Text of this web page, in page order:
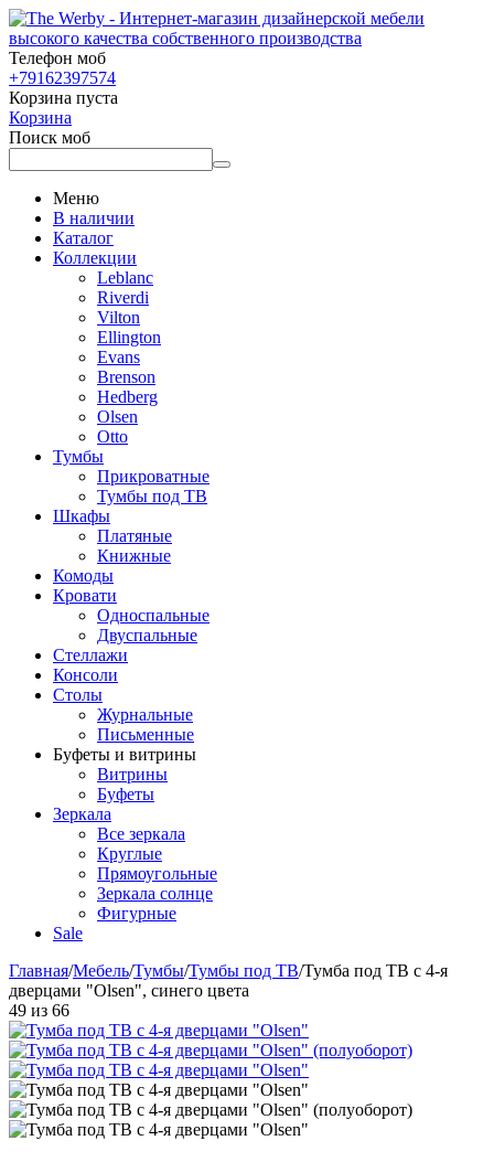
Телефон моб
+79162397574
Корзина пуста
Корзина
Поиск моб
Меню
В наличии
Каталог
Коллекции
Leblanc
Riverdi
Vilton
Ellington
Evans
Brenson
Hedberg
Olsen
Otto
Тумбы
Прикроватные
Тумбы под ТВ
Шкафы
Платяные
Книжные
Комоды
Кровати
Односпальные
Двуспальные
Стеллажи
Консоли
Столы
Журнальные
Письменные
Буфеты и витрины
Витрины
Буфеты
Зеркала
Все зеркала
Круглые
Прямоугольные
Зеркала солнце
Фигурные
Sale
Главная/Мебель/Тумбы/Тумбы под ТВ/Тумба под ТВ с 4-я
дверцами "Olsen", синего цвета
49 из 66